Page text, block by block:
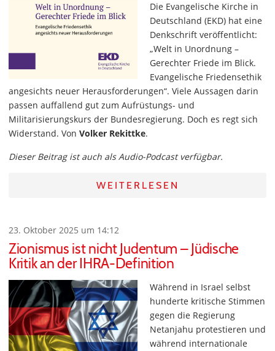
Die Evangelische Kirche in
Deutschland (EKD) hat eine
Denkschrift veröffentlicht:
„Welt in Unordnung –
Gerechter Friede im Blick.
Evangelische Friedensethik
angesichts neuer Herausforderungen“. Viele Aussagen darin
passen auffallend gut zum Aufrüstungs- und
Militarisierungskurs der Bundesregierung. Doch es regt sich
Widerstand. Von Volker Rekittke.
Dieser Beitrag ist auch als Audio-Podcast verfügbar.
WEITERLESEN
23. Oktober 2025 um 14:12
Zionismus ist nicht Judentum – Jüdische
Kritik an der IHRA-Definition
Während in Israel selbst
hunderte kritische Stimmen
gegen die Regierung
Netanjahu protestieren und
während internationale